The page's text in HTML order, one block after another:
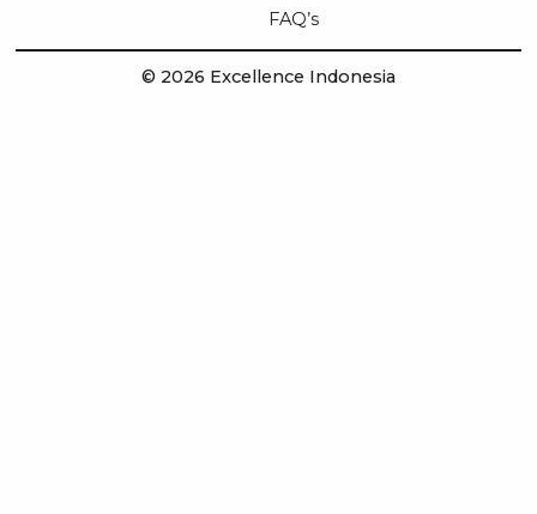
FAQ’s
© 2026 Excellence Indonesia